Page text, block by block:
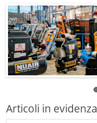
Articoli in evidenza